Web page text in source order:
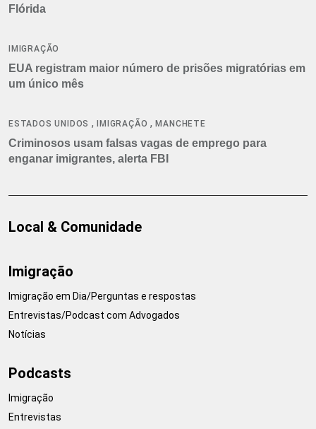
Flórida
IMIGRAÇÃO
EUA registram maior número de prisões migratórias em
um único mês
ESTADOS UNIDOS ,IMIGRAÇÃO ,MANCHETE
Criminosos usam falsas vagas de emprego para
enganar imigrantes, alerta FBI
Local & Comunidade
Imigração
Imigração em Dia/Perguntas e respostas
Entrevistas/Podcast com Advogados
Notícias
Podcasts
Imigração
Entrevistas